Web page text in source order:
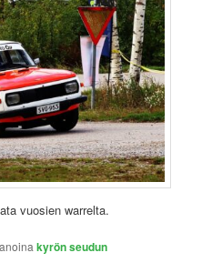
vuosien warrelta.
kyrön seudun